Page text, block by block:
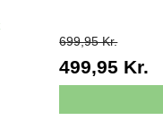
699,95 Kr.
499,95 Kr.